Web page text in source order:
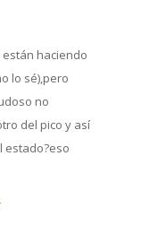
están haciendo
lo sé),pero
no
del pico y así
estado?eso